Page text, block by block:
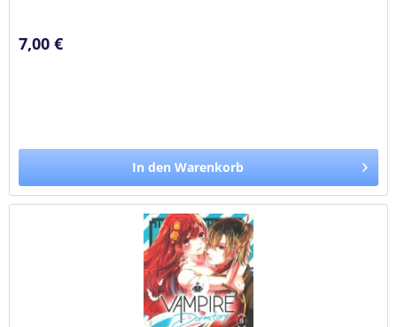
7,00 €
In den Warenkorb